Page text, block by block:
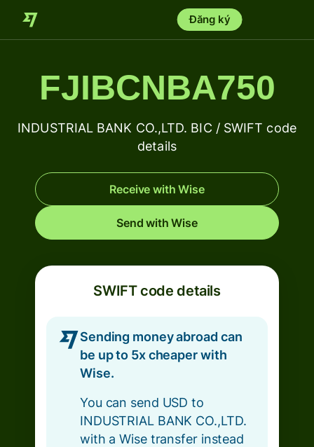
Đăng ký
FJIBCNBA750
INDUSTRIAL BANK CO.,LTD. BIC / SWIFT code
details
Receive with Wise
Send with Wise
SWIFT code details
Sending money abroad can
be up to 5x cheaper with
Wise.
You can send USD to
INDUSTRIAL BANK CO.,LTD.
with a Wise transfer instead